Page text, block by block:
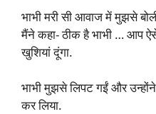
भाभी मरी सी आवाज में मुझसे
मैंने कहा- ठीक है भाभी … आप
खुशियां दूंगा.
भाभी मुझसे लिपट गईं और
कर लिया.